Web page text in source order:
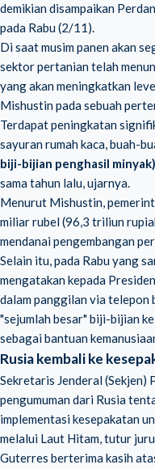
demikian disampaikan
pada Rabu (2/11).
Di saat musim panen akan
sektor pertanian telah
yang akan meningkatkan
Mishustin pada sebuah
Terdapat peningkatan
sayuran rumah kaca, buah-
biji-bijian penghasil minyak)
sama tahun lalu, ujarnya.
Menurut Mishustin,
miliar rubel (96,3 triliun
mendanai pengembangan
Selain itu, pada Rabu yang
mengatakan kepada
dalam panggilan via telepon
"sejumlah besar" biji-bijian
sebagai bantuan
Rusia kembali ke
Sekretaris Jenderal (Sekjen)
pengumuman dari Rusia
implementasi kesepakatan
melalui Laut Hitam, tutur
Guterres berterima kasih